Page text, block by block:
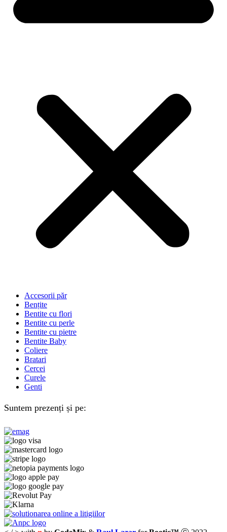
Accesorii păr
Bențite
Bentite cu flori
Bentite cu perle
Bentite cu pietre
Bentite Baby
Coliere
Bratari
Cercei
Curele
Genti
Suntem prezenți și pe: